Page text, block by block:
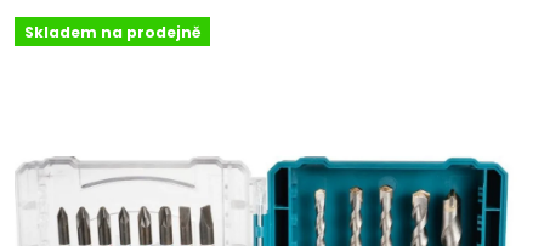
Skladem na prodejně